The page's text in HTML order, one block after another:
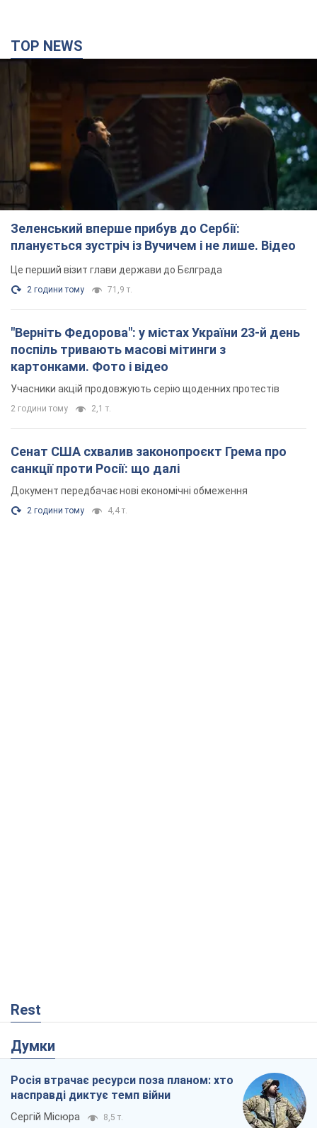
TOP NEWS
Зеленський вперше прибув до Сербії:
планується зустріч із Вучичем і не лише. Відео
Це перший візит глави держави до Бєлграда
2 години тому 71,9 т.
"Верніть Федорова": у містах України 23-й день
поспіль тривають масові мітинги з
картонками. Фото і відео
Учасники акцій продовжують серію щоденних протестів
2 години тому 2,1 т.
Сенат США схвалив законопроєкт Грема про
санкції проти Росії: що далі
Документ передбачає нові економічні обмеження
2 години тому 4,4 т.
Rest
Думки
Росія втрачає ресурси поза планом: хто
насправді диктує темп війни
Сергій Місюра 8,5 т.